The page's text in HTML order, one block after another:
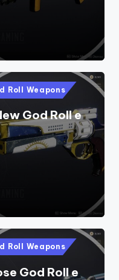
Roll Weapons
God Roll e
Roll Weapons
God Roll e